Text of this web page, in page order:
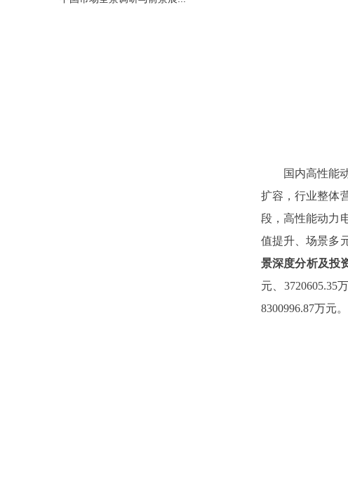
国内高性能
扩容，行业整体
段，高性能动力
值提升、场景多
景深度分析及投
元、3720605.35
8300996.87万元。